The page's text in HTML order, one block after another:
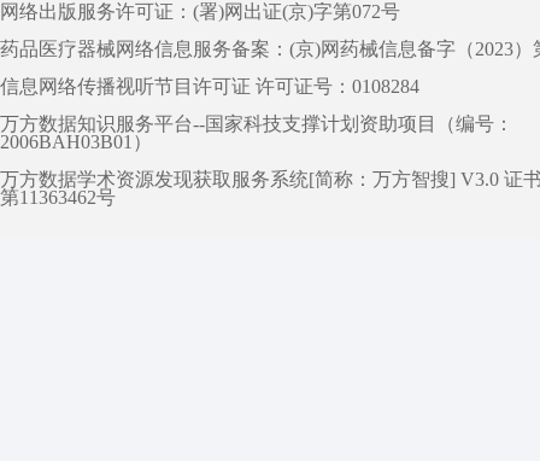
网络出版服务许可证：(署)网出证(京)字第072号
药品医疗器械网络信息服务备案：(京)网药械信息备字（2023）
信息网络传播视听节目许可证 许可证号：0108284
万方数据知识服务平台--国家科技支撑计划资助项目（编号：
2006BAH03B01）
万方数据学术资源发现获取服务系统[简称：万方智搜] V3.0 证
第11363462号